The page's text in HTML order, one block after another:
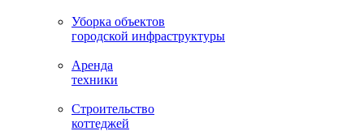
Уборка объектов
городской инфраструктуры
Аренда
техники
Строительство
коттеджей